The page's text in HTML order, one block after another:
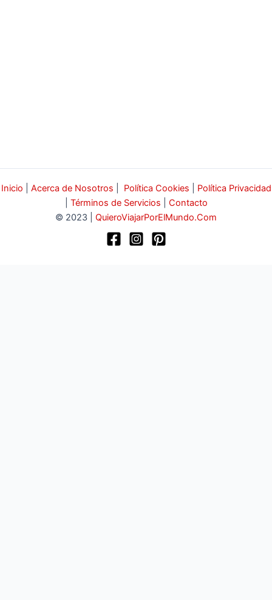
Inicio Acerca de Nosotros Política Cookies
Política Privacidad
Términos de Servicios
Contacto
© 2023 | QuieroViajarPorElMundo.Com